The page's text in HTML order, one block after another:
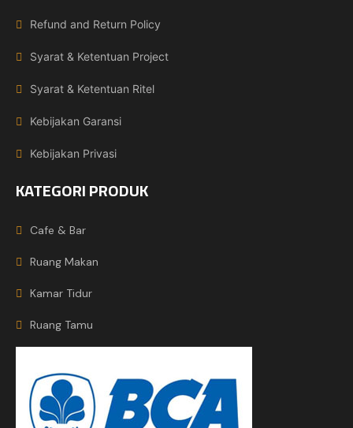
Refund and Return Policy
Syarat & Ketentuan Project
Syarat & Ketentuan Ritel
Kebijakan Garansi
Kebijakan Privasi
KATEGORI PRODUK
Cafe & Bar
Ruang Makan
Kamar Tidur
Ruang Tamu